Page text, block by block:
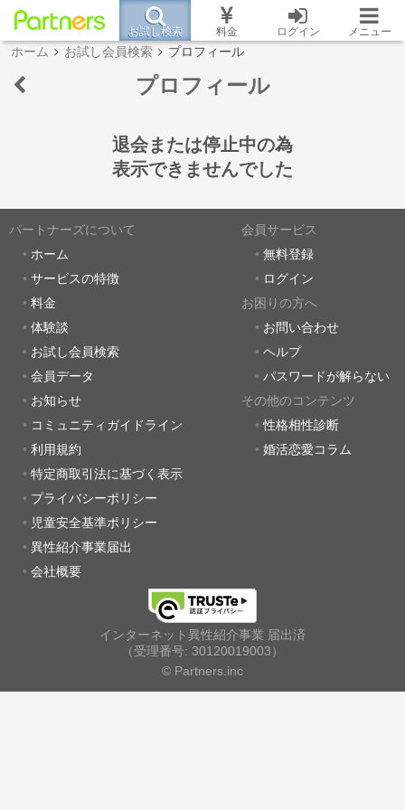
お試し検索 料金 ログイン メニュー
ホーム お試し会員検索 プロフィール
プロフィール
退会または停止中の為
表示できませんでした
パートナーズについて
ホーム
サービスの特徴
料金
体験談
お試し会員検索
会員データ
お知らせ
コミュニティガイドライン
利用規約
特定商取引法に基づく表示
プライバシーポリシー
児童安全基準ポリシー
異性紹介事業届出
会社概要
会員サービス
無料登録
ログイン
お困りの方へ
お問い合わせ
ヘルプ
パスワードが解らない
その他のコンテンツ
性格相性診断
婚活恋愛コラム
インターネット異性紹介事業 届出済
（受理番号: 30120019003）
© Partners.inc